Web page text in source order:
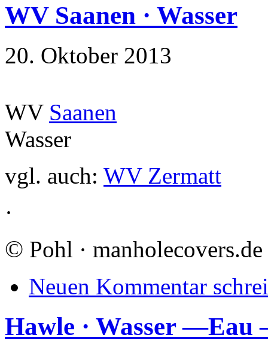
WV Saanen · Wasser
20. Oktober 2013
WV Saanen
Wasser
vgl. auch: WV Zermatt
·
© Pohl · manholecovers.de
Neuen Kommentar
Hawle · Wasser